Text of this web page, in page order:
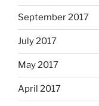
September 2017
July 2017
May 2017
April 2017